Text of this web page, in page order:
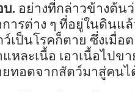
บ. อย่างที่กล่าวข้างต้น
การต่าง ๆ ที่อยู่ในดินแ
เป็นโรคก็ตาย ซึ่งเมื่อ
แหละเนื้อ เอาเนื้อไปข
ยทอดจากสัตว์มาสู่คนไ